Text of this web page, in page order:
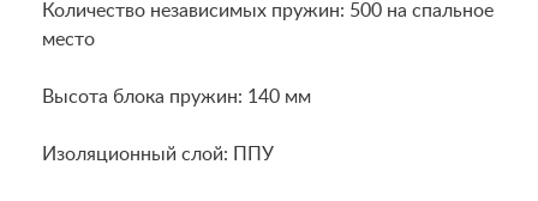
Количество независимых пружин: 500 на спальное
место
Высота блока пружин: 140 мм
Изоляционный слой: ППУ